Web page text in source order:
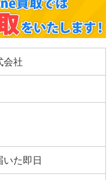
会社
た即日